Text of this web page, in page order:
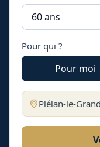
Pour qui ?
Pour moi
Plélan-le-Grand